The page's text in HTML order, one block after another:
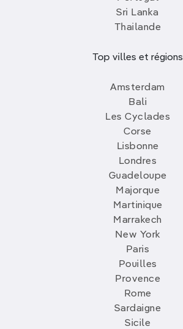
Sri Lanka
Thailande
Top villes et régions
Amsterdam
Bali
Les Cyclades
Corse
Lisbonne
Londres
Guadeloupe
Majorque
Martinique
Marrakech
New York
Paris
Pouilles
Provence
Rome
Sardaigne
Sicile